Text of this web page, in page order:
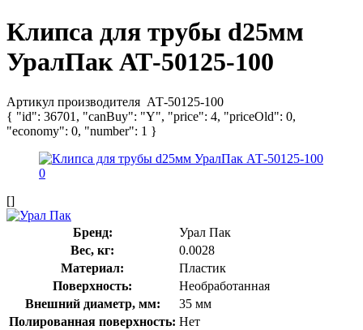
Клипса для трубы d25мм
УралПак АТ-50125-100
Артикул производителя АТ-50125-100
{ "id": 36701, "canBuy": "Y", "price": 4, "priceOld": 0,
"economy": 0, "number": 1 }
[]
Бренд:
Урал Пак
Вес, кг:
0.0028
Материал:
Пластик
Поверхность:
Необработанная
Внешний диаметр, мм:
35 мм
Полированная поверхность: Нет